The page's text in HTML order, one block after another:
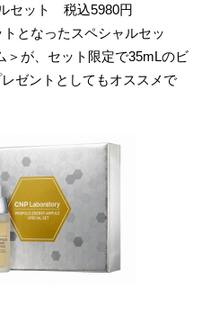
セット 税込5980円
となったスペシャルセッ
＞が、セット限定で35mLのビ
ゼントとしてもオススメで